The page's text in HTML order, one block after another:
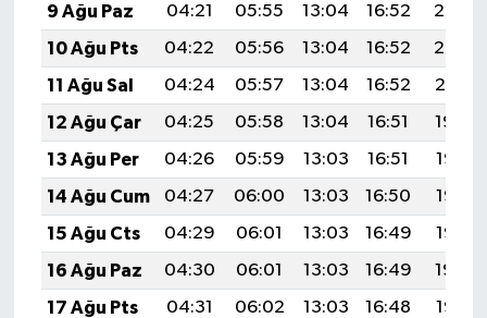
9 Ağu Paz
04:21 05:55 13:04 16:52
20:03
10 Ağu Pts
04:22 05:56 13:04 16:52
20:02
11 Ağu Sal
04:24 05:57 13:04 16:52
20:01
12 Ağu Çar
04:25 05:58 13:04 16:51
19:59
13 Ağu Per
04:26 05:59 13:03 16:51
19:58
14 Ağu Cum
04:27 06:00 13:03 16:50
19:57
15 Ağu Cts
04:29 06:01 13:03 16:49
19:56
16 Ağu Paz
04:30 06:01 13:03 16:49
19:54
17 Ağu Pts
04:31 06:02 13:03 16:48
19:53